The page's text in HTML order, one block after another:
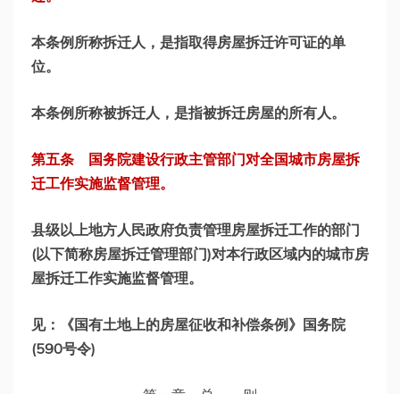
本条例所称拆迁人，是指取得房屋拆迁许可证的单
位。
本条例所称被拆迁人，是指被拆迁房屋的所有人。
第五条 国务院建设行政主管部门对全国城市房屋拆
迁工作实施监督管理。
县级以上地方人民政府负责管理房屋拆迁工作的部门
(以下简称房屋拆迁管理部门)对本行政区域内的城市房
屋拆迁工作实施监督管理。
见：《国有土地上的房屋征收和补偿条例》国务院
(590号令)